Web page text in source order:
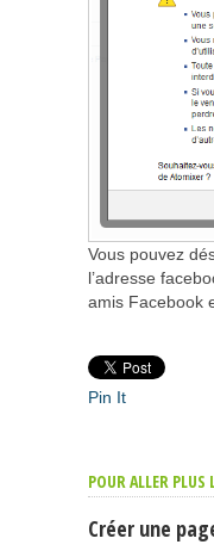
Vous pouvez
l’adresse
amis Facebook
Pin It
POUR ALLER PLUS
Créer une